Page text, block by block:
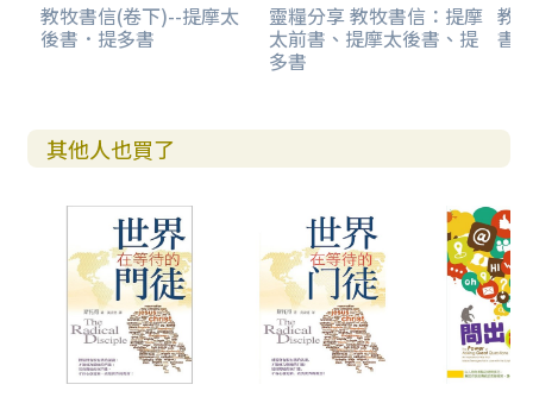
教牧書信(卷下)--提摩太
後書．提多書
靈糧分享 教牧書信：提摩
太前書、提摩太後書、提
多書
教
書
其他人也買了